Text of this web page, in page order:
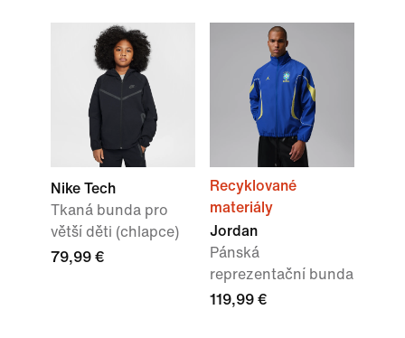
Nike Tech
Tkaná bunda pro
větší děti (chlapce)
79,99 €
Recyklované
materiály
Jordan
Pánská
reprezentační bunda
119,99 €